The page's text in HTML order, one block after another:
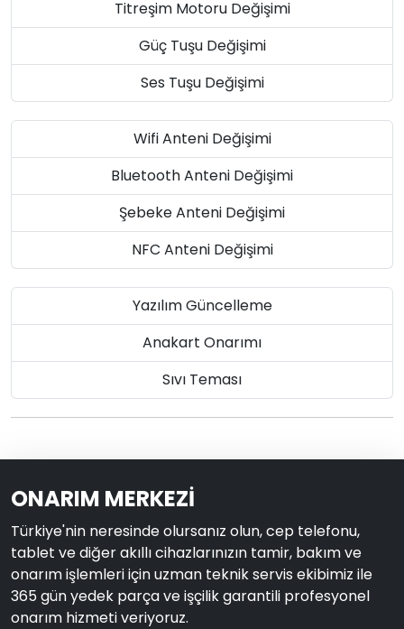
Titreşim Motoru Değişimi
Güç Tuşu Değişimi
Ses Tuşu Değişimi
Wifi Anteni Değişimi
Bluetooth Anteni Değişimi
Şebeke Anteni Değişimi
NFC Anteni Değişimi
Yazılım Güncelleme
Anakart Onarımı
Sıvı Teması
ONARIM MERKEZİ
Türkiye'nin neresinde olursanız olun, cep telefonu,
tablet ve diğer akıllı cihazlarınızın tamir, bakım ve
onarım işlemleri için uzman teknik servis ekibimiz ile
365 gün yedek parça ve işçilik garantili profesyonel
onarım hizmeti veriyoruz.